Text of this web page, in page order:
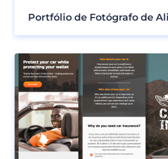
Portfólio de Fotógrafo de